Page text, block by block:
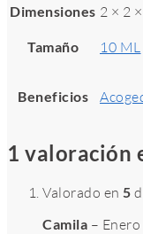
Dimensiones 2 × 2
Tamaño 10 ML
Beneficios
1 valoración
Valorado en 5
Camila –